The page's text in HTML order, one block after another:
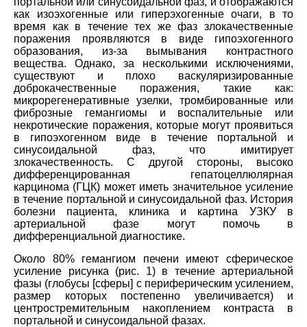
как изоэхогенные или гиперэхогенные очаги, в то
время как в течение тех же фаз злокачественные
поражения проявляются в виде гипоэхогенного
образования, из-за вымывания контрастного
вещества. Однако, за несколькими исключениями,
существуют и плохо васкуляризированные
доброкачественные поражения, такие как:
микрорегенеративные узелки, тромбированные или
фиброзные гемангиомы и воспалительные или
некротические поражения, которые могут проявиться
в гипоэхогенном виде в течение портальной и
синусоидальной фаз, что имитирует
злокачественность. С другой стороны, высоко
дифференцированная гепатоцеллюлярная
карцинома (ГЦК) может иметь значительное усиление
в течение портальной и синусоидальной фаз. История
болезни пациента, клиника и картина УЗКУ в
артериальной фазе могут помочь в
дифференциальной диагностике.
Около 80% гемангиом печени имеют сферическое
усиление рисунка (рис. 1) в течение артериальной
фазы (глобусы [сферы] с периферическим усилением,
размер которых постепенно увеличивается) и
центростремительным накоплением контраста в
портальной и синусоидальной фазах.